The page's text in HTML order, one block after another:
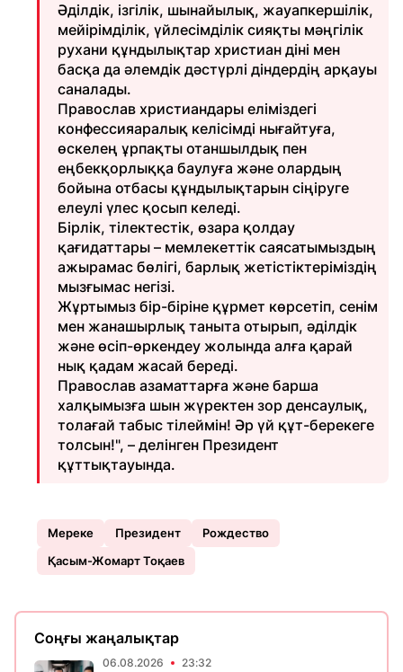
Әділдік, ізгілік, шынайылық, жауапкершілік,
мейірімділік, үйлесімділік сияқты мәңгілік
рухани құндылықтар христиан діні мен
басқа да әлемдік дәстүрлі діндердің арқауы
саналады.
Православ христиандары еліміздегі
конфессияаралық келісімді нығайтуға,
өскелең ұрпақты отаншылдық пен
еңбекқорлыққа баулуға және олардың
бойына отбасы құндылықтарын сіңіруге
елеулі үлес қосып келеді.
Бірлік, тілектестік, өзара қолдау
қағидаттары – мемлекеттік саясатымыздың
ажырамас бөлігі, барлық жетістіктеріміздің
мызғымас негізі.
Жұртымыз бір-біріне құрмет көрсетіп, сенім
мен жанашырлық таныта отырып, әділдік
және өсіп-өркендеу жолында алға қарай
нық қадам жасай береді.
Православ азаматтарға және барша
халқымызға шын жүректен зор денсаулық,
толағай табыс тілеймін! Әр үй құт-берекеге
толсын!", – делінген Президент
құттықтауында.
Мереке Президент
Рождество
Қасым-Жомарт Тоқаев
Соңғы жаңалықтар
06.08.2026 23:32